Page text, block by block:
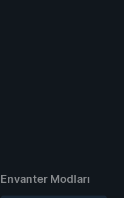
Envanter Modları